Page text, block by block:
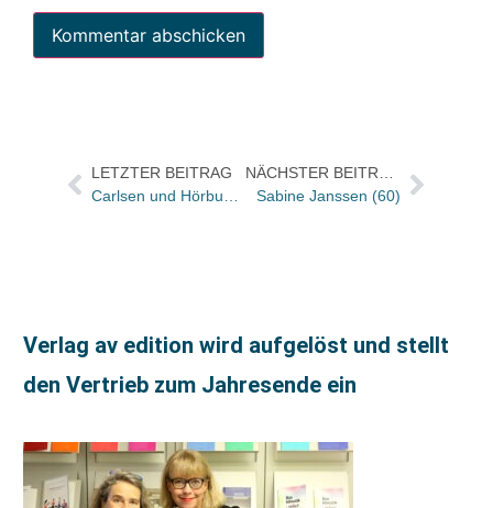
LETZTER BEITRAG
Carlsen und Hörbuch Hamburg starten das Young-Adult-Audiolabel Impress Audio
NÄCHSTER BEITRAG
Sabine Janssen (60)
Verlag av edition wird aufgelöst und stellt
den Vertrieb zum Jahresende ein